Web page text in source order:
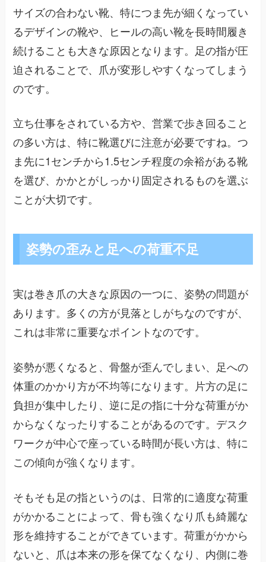
サイズの合わない靴、特につま先が細くなってい
るデザインの靴や、ヒールの高い靴を長時間履き
続けることも大きな原因となります。足の指が圧
迫されることで、爪が変形しやすくなってしまう
のです。
立ち仕事をされている方や、営業で歩き回ること
の多い方は、特に靴選びに注意が必要ですね。つ
ま先に1センチから1.5センチ程度の余裕がある靴
を選び、かかとがしっかり固定されるものを選ぶ
ことが大切です。
姿勢の歪みと足への荷重不足
実は巻き爪の大きな原因の一つに、姿勢の問題が
あります。多くの方が見落としがちなのですが、
これは非常に重要なポイントなのです。
姿勢が悪くなると、骨盤が歪んでしまい、足への
体重のかかり方が不均等になります。片方の足に
負担が集中したり、逆に足の指に十分な荷重がか
からなくなったりすることがあるのです。デスク
ワークが中心で座っている時間が長い方は、特に
この傾向が強くなります。
そもそも足の指というのは、日常的に適度な荷重
がかかることによって、骨も強くなり爪も綺麗な
形を維持することができています。荷重がかから
ないと、爪は本来の形を保てなくなり、内側に巻